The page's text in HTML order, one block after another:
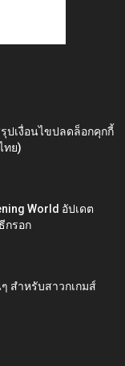
ปเงื่อนไขปลดล็อกคุกกี้
ทย)
World อัปเดต
กรอก
สำหรับสาวกเกมส์